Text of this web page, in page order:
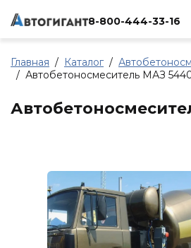
8-800-444-33-16
Главная Каталог
Автобетоносмеситель МАЗ